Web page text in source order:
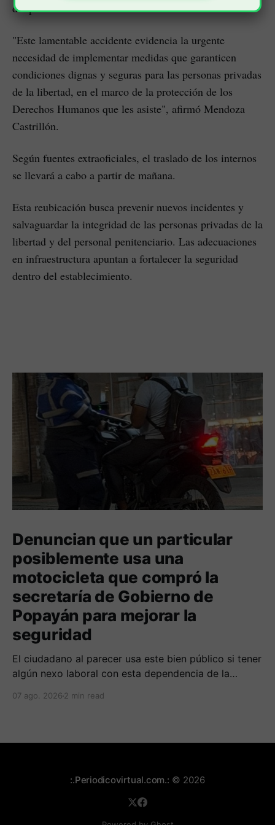
del penal.
"Este lamentable accidente evidencia la urgente
necesidad de implementar medidas que garanticen
condiciones dignas y seguras para las personas privadas
de la libertad, en el marco de la protección de los
Derechos Humanos que les asiste", afirmó Mendoza
Castrillón.
Según fuentes extraoficiales, el traslado de los internos
se llevará a cabo a partir de mañana.
Esta reubicación busca prevenir nuevos incidentes y
salvaguardar la integridad de las personas privadas de la
libertad y del personal penitenciario. Las adecuaciones
en infraestructura apuntan a fortalecer la seguridad
dentro del establecimiento.
Denuncian que un particular
posiblemente usa una
motocicleta que compró la
secretaría de Gobierno de
Popayán para mejorar la
seguridad
El ciudadano al parecer usa este bien público si tener
algún nexo laboral con esta dependencia de la
municipales frente al tema.
07 ago. 2026 2 min read
:.Periodicovirtual.com.: © 2026